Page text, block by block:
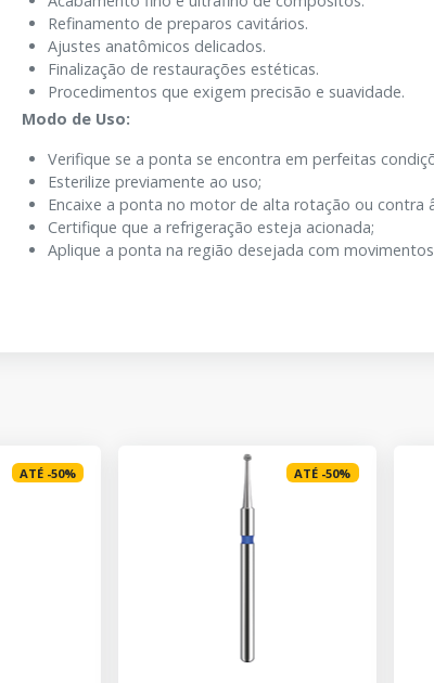
Refinamento de preparos cavitários.
Ajustes anatômicos delicados.
Finalização de restaurações estéticas.
Procedimentos que exigem precisão e suavidade.
Modo de Uso:
Verifique se a ponta se encontra em perfeitas
Esterilize previamente ao uso;
Encaixe a ponta no motor de alta rotação ou contra
Certifique que a refrigeração esteja acionada;
Aplique a ponta na região desejada com
ATÉ -50% ATÉ -50%